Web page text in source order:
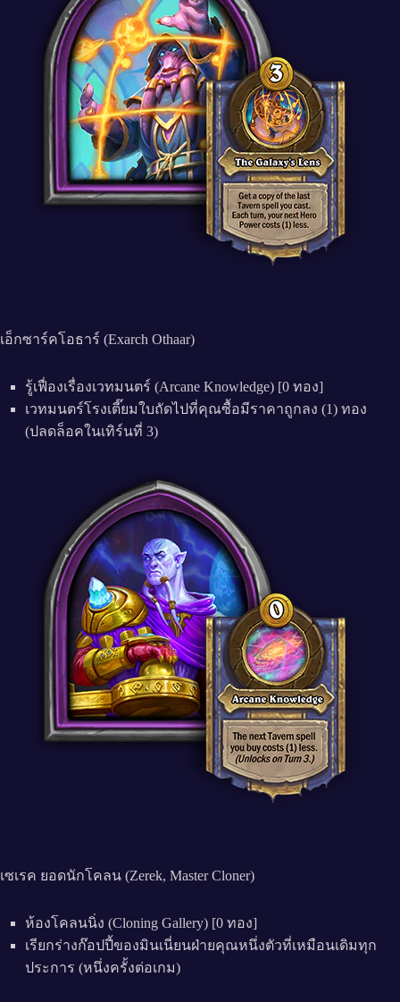
เอ็กซาร์คโอธาร์ (Exarch Othaar)
รู้เฟื่องเรื่องเวทมนตร์ (Arcane Knowledge) [0 ทอง]
เวทมนตร์โรงเตี๊ยมใบถัดไปที่คุณซื้อมีราคาถูกลง (1) ทอง
(ปลดล็อคในเทิร์นที่ 3)
เซเรค ยอดนักโคลน (Zerek, Master Cloner)
ห้องโคลนนิ่ง (Cloning Gallery) [0 ทอง]
เรียกร่างก๊อปปี้ของมินเนี่ยนฝ่ายคุณหนึ่งตัวที่เหมือนเดิมทุก
ประการ (หนึ่งครั้งต่อเกม)